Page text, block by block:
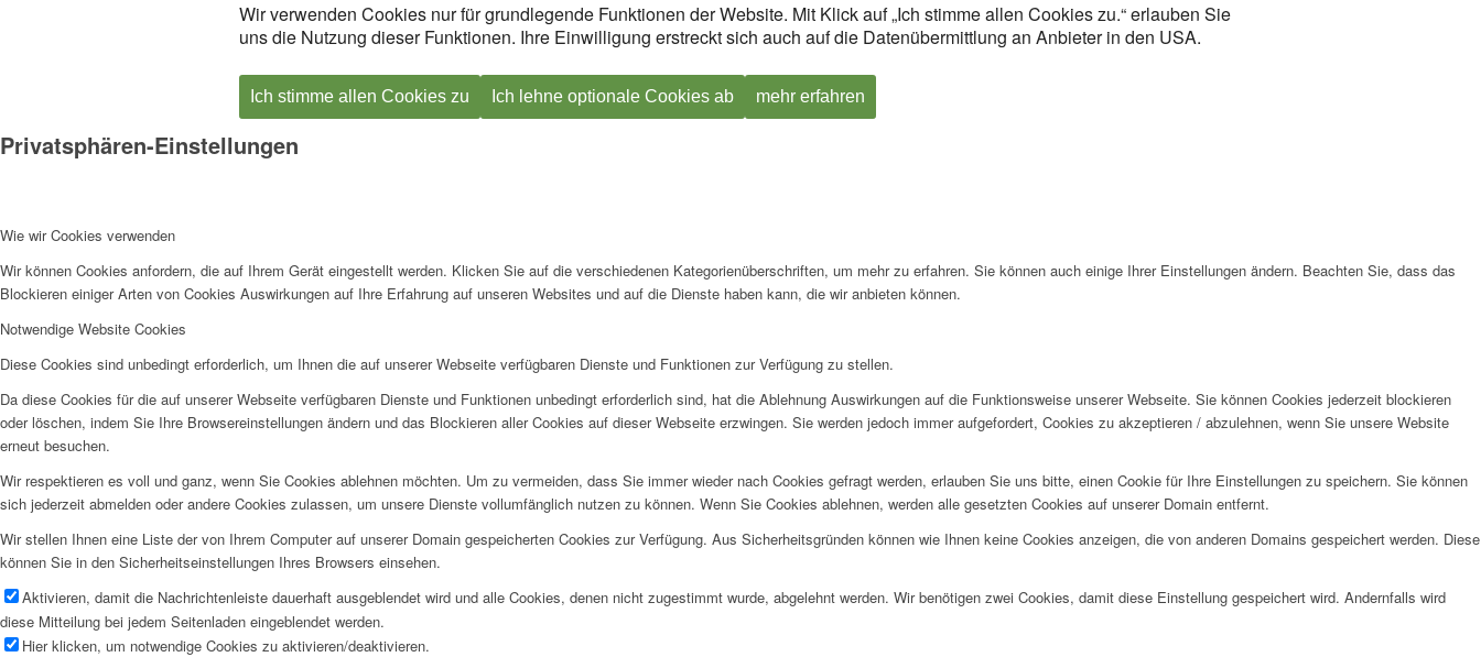
Wir verwenden Cookies nur für grundlegende Funktionen der Website. Mit Klick auf „Ich stimme allen Cookies zu.“ erlauben Sie
uns die Nutzung dieser Funktionen. Ihre Einwilligung erstreckt sich auch auf die Datenübermittlung an Anbieter in den USA.
Ich stimme allen Cookies zu Ich lehne optionale Cookies ab mehr erfahren
Privatsphären-Einstellungen
Wie wir Cookies verwenden
Wir können Cookies anfordern, die auf Ihrem Gerät eingestellt werden. Klicken Sie auf die verschiedenen Kategorienüberschriften, um mehr zu erfahren. Sie können auch einige Ihrer Einstellungen ändern. Beachten Sie, dass das
Blockieren einiger Arten von Cookies Auswirkungen auf Ihre Erfahrung auf unseren Websites und auf die Dienste haben kann, die wir anbieten können.
Notwendige Website Cookies
Diese Cookies sind unbedingt erforderlich, um Ihnen die auf unserer Webseite verfügbaren Dienste und Funktionen zur Verfügung zu stellen.
Da diese Cookies für die auf unserer Webseite verfügbaren Dienste und Funktionen unbedingt erforderlich sind, hat die Ablehnung Auswirkungen auf die Funktionsweise unserer Webseite. Sie können Cookies jederzeit blockieren
oder löschen, indem Sie Ihre Browsereinstellungen ändern und das Blockieren aller Cookies auf dieser Webseite erzwingen. Sie werden jedoch immer aufgefordert, Cookies zu akzeptieren / abzulehnen, wenn Sie unsere Website
erneut besuchen.
Wir respektieren es voll und ganz, wenn Sie Cookies ablehnen möchten. Um zu vermeiden, dass Sie immer wieder nach Cookies gefragt werden, erlauben Sie uns bitte, einen Cookie für Ihre Einstellungen zu speichern. Sie können
sich jederzeit abmelden oder andere Cookies zulassen, um unsere Dienste vollumfänglich nutzen zu können. Wenn Sie Cookies ablehnen, werden alle gesetzten Cookies auf unserer Domain entfernt.
Wir stellen Ihnen eine Liste der von Ihrem Computer auf unserer Domain gespeicherten Cookies zur Verfügung. Aus Sicherheitsgründen können wie Ihnen keine Cookies anzeigen, die von anderen Domains gespeichert werden. Diese
können Sie in den Sicherheitseinstellungen Ihres Browsers einsehen.
Aktivieren, damit die Nachrichtenleiste dauerhaft ausgeblendet wird und alle Cookies, denen nicht zugestimmt wurde, abgelehnt werden. Wir benötigen zwei Cookies, damit diese Einstellung gespeichert wird. Andernfalls wird
diese Mitteilung bei jedem Seitenladen eingeblendet werden.
Hier klicken, um notwendige Cookies zu aktivieren/deaktivieren.